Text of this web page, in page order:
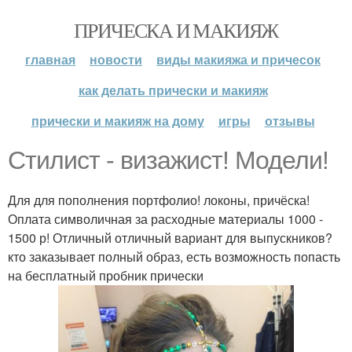
ПРИЧЕСКА И МАКИЯЖ
главная новости
виды макияжа и причесок
как делать прически и макияж
прически и макияж на дому
игры отзывы
Стилист - визажист! Модели!
Для для пополнения портфолио! локоны, причёска!
Оплата символичная за расходные материалы 1000 -
1500 р! Отличный отличный вариант для выпускников?
кто заказывает полный образ, есть возможность попасть
на бесплатный пробник прически